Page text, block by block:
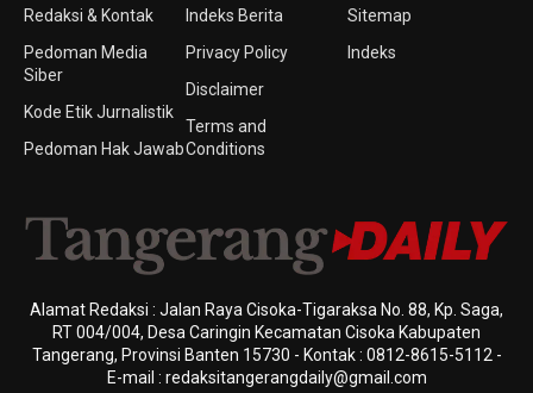
Redaksi & Kontak
Pedoman Media
Siber
Kode Etik Jurnalistik
Pedoman Hak Jawab
Indeks Berita
Privacy Policy
Disclaimer
Terms and
Conditions
Sitemap
Indeks
Alamat Redaksi : Jalan Raya Cisoka-Tigaraksa No. 88, Kp. Saga,
RT 004/004, Desa Caringin Kecamatan Cisoka Kabupaten
Tangerang, Provinsi Banten 15730 - Kontak : 0812-8615-5112 -
E-mail : redaksitangerangdaily@gmail.com